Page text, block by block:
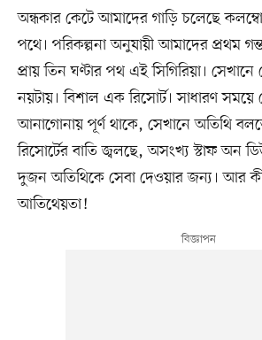
অন্ধকার কেটে আমাদের গাড়ি চলেছে কলম্বো
পথে। পরিকল্পনা অনুযায়ী আমাদের প্রথম
প্রায় তিন ঘণ্টার পথ এই সিগিরিয়া।
নয়টায়। বিশাল এক রিসোর্ট। সাধারণ সময়ে
আনাগোনায় পূর্ণ থাকে, সেখানে অতিথি
রিসোর্টের বাতি জ্বলছে, অসংখ্য স্টাফ অন
দুজন অতিথিকে সেবা দেওয়ার জন্য। আর
আতিথেয়তা!